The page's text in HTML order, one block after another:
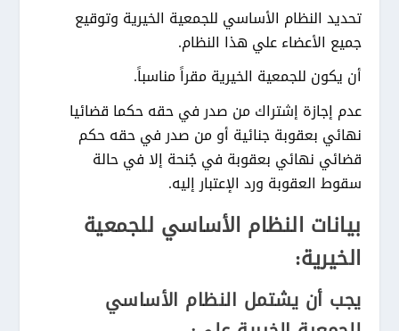
تحديد النظام الأساسي للجمعية الخيرية وتوقيع
جميع الأعضاء علي هذا النظام.
أن يكون للجمعية الخيرية مقراً مناسباً.
عدم إجازة إشتراك من صدر في حقه حكما قضائيا
نهائي بعقوبة جنائية أو من صدر في حقه حكم
قضائي نهائي بعقوبة في جُنحة إلا في حالة
سقوط العقوبة ورد الإعتبار إليه.
بيانات النظام الأساسي للجمعية
الخيرية:
يجب أن يشتمل النظام الأساسي